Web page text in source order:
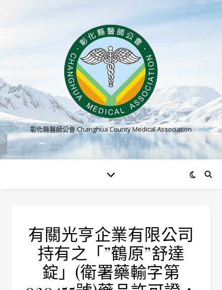
彰化縣醫師公會 Changhua County Medical Association
有關光亨企業有限公司
持有之「”鶴原”舒達
錠」(衛署藥輸字第